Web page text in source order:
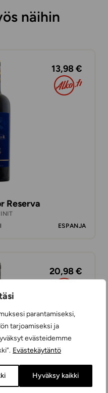
parantamiseksi,
tarjoamiseksi ja
evästeidemme
Evästekäytäntö
Hyväksy kaikki
näihin
13,98 €
Reserva
ESPANJA
20,98 €